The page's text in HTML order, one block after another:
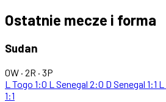
Ostatnie mecze i forma
Sudan
0W · 2R · 3P
L Togo 1:0 L Senegal 2:0 D Senegal 1:1 L
1:1